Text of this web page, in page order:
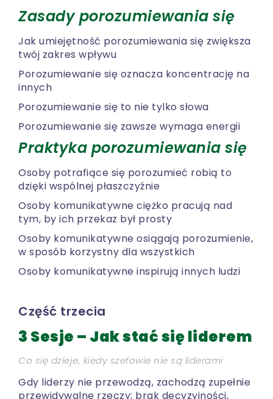
Zasady porozumiewania się
Jak umiejętność porozumiewania się zwiększa
twój zakres wpływu
Porozumiewanie się oznacza koncentrację na
innych
Porozumiewanie się to nie tylko słowa
Porozumiewanie się zawsze wymaga energii
Praktyka porozumiewania się
Osoby potrafiące się porozumieć robią to
dzięki wspólnej płaszczyźnie
Osoby komunikatywne ciężko pracują nad
tym, by ich przekaz był prosty
Osoby komunikatywne osiągają porozumienie,
w sposób korzystny dla wszystkich
Osoby komunikatywne inspirują innych ludzi
Część trzecia
3 Sesje – Jak stać się liderem
Co się dzieje, kiedy szefowie nie są liderami
Gdy liderzy nie przewodzą, zachodzą zupełnie
przewidywalne rzeczy; brak decyzyjności,